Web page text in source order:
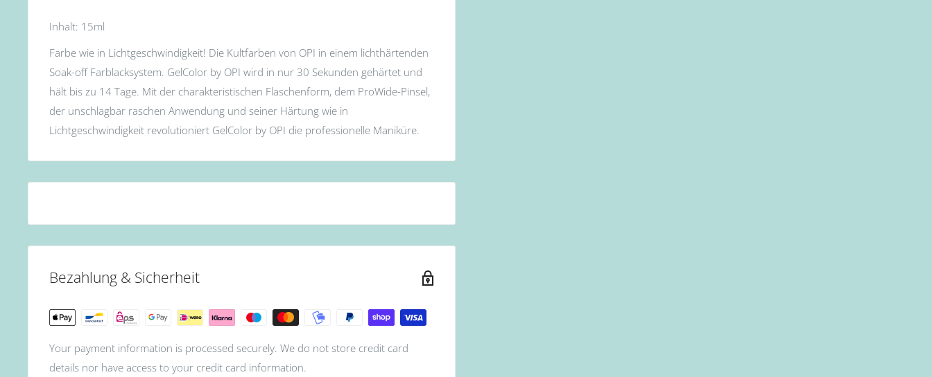
Inhalt: 15ml
Farbe wie in Lichtgeschwindigkeit! Die Kultfarben von OPI in einem lichthärtenden
Soak-off Farblacksystem. GelColor by OPI wird in nur 30 Sekunden gehärtet und
hält bis zu 14 Tage. Mit der charakteristischen Flaschenform, dem ProWide-Pinsel,
der unschlagbar raschen Anwendung und seiner Härtung wie in
Lichtgeschwindigkeit revolutioniert GelColor by OPI die professionelle Maniküre.
Bezahlung & Sicherheit
Your payment information is processed securely. We do not store credit card
details nor have access to your credit card information.